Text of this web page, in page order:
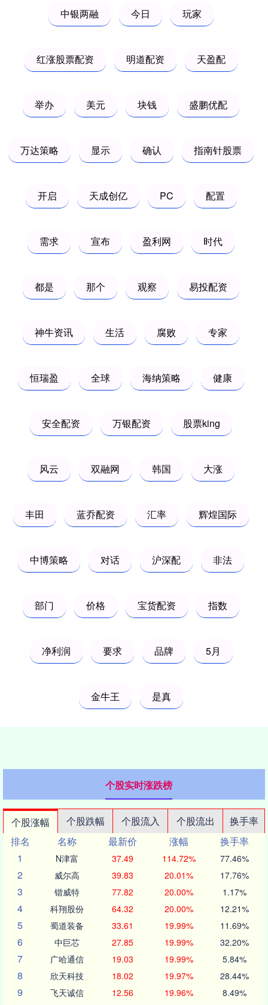
中银两融 今日 玩家
红涨股票配资 明道配资 天盈配
举办 美元 块钱 盛鹏优配
万达策略 显示 确认 指南针股票
开启 天成创亿 PC 配置
需求 宣布 盈利网 时代
都是 那个 观察 易投配资
神牛资讯 生活 腐败 专家
恒瑞盈 全球 海纳策略 健康
安全配资 万银配资 股票king
风云 双融网 韩国 大涨
丰田 蓝乔配资 汇率 辉煌国际
中博策略 对话 沪深配 非法
部门 价格 宝货配资 指数
净利润 要求 品牌 5月
金牛王 是真
个股实时涨跌榜
个股涨幅 个股跌幅 个股流入 个股流出
换手率
排名
名称 最新价 涨幅
换手率
1
N津富 37.49 114.72% 77.46%
2 威尔高 39.83 20.01% 17.76%
3 锴威特 77.82 20.00% 1.17%
4 科翔股份 64.32 20.00% 12.21%
5 蜀道装备 33.61 19.99% 11.69%
6 中巨芯 27.85 19.99% 32.20%
7 广哈通信 19.03 19.99% 5.84%
8 欣天科技 18.02 19.97% 28.44%
9 飞天诚信 12.56 19.96% 8.49%